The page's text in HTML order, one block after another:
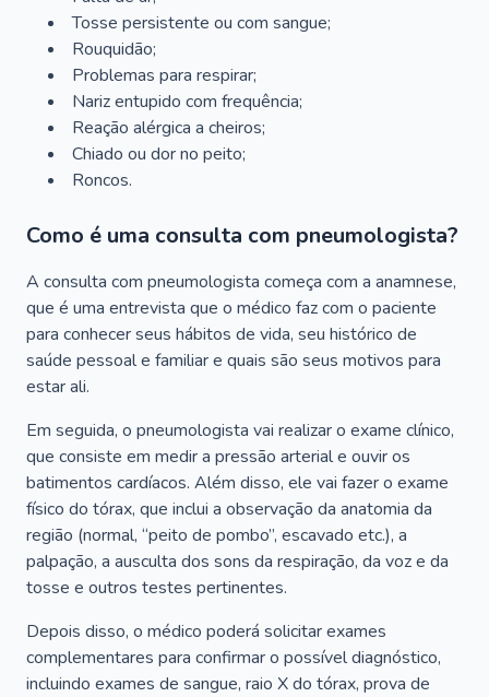
Tosse persistente ou com sangue;
Rouquidão;
Problemas para respirar;
Nariz entupido com frequência;
Reação alérgica a cheiros;
Chiado ou dor no peito;
Roncos.
Como é uma consulta com pneumologista?
A consulta com pneumologista começa com a anamnese,
que é uma entrevista que o médico faz com o paciente
para conhecer seus hábitos de vida, seu histórico de
saúde pessoal e familiar e quais são seus motivos para
estar ali.
Em seguida, o pneumologista vai realizar o exame clínico,
que consiste em medir a pressão arterial e ouvir os
batimentos cardíacos. Além disso, ele vai fazer o exame
físico do tórax, que inclui a observação da anatomia da
região (normal, “peito de pombo”, escavado etc.), a
palpação, a ausculta dos sons da respiração, da voz e da
tosse e outros testes pertinentes.
Depois disso, o médico poderá solicitar exames
complementares para confirmar o possível diagnóstico,
incluindo exames de sangue, raio X do tórax, prova de